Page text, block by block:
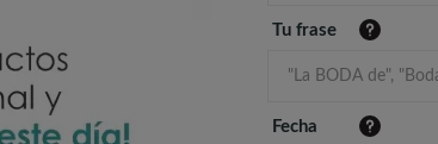
Tu frase
Fecha